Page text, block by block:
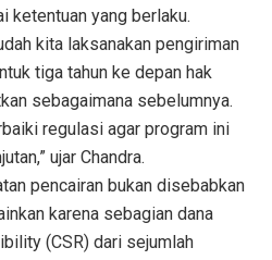
ketentuan yang berlaku.
kita laksanakan pengiriman
tiga tahun ke depan hak
sebagaimana sebelumnya.
regulasi agar program ini
ujar Chandra.
pencairan bukan disebabkan
karena sebagian dana
(CSR) dari sejumlah